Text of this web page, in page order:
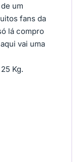
um
fans da
lá compro
vai uma
Kg.